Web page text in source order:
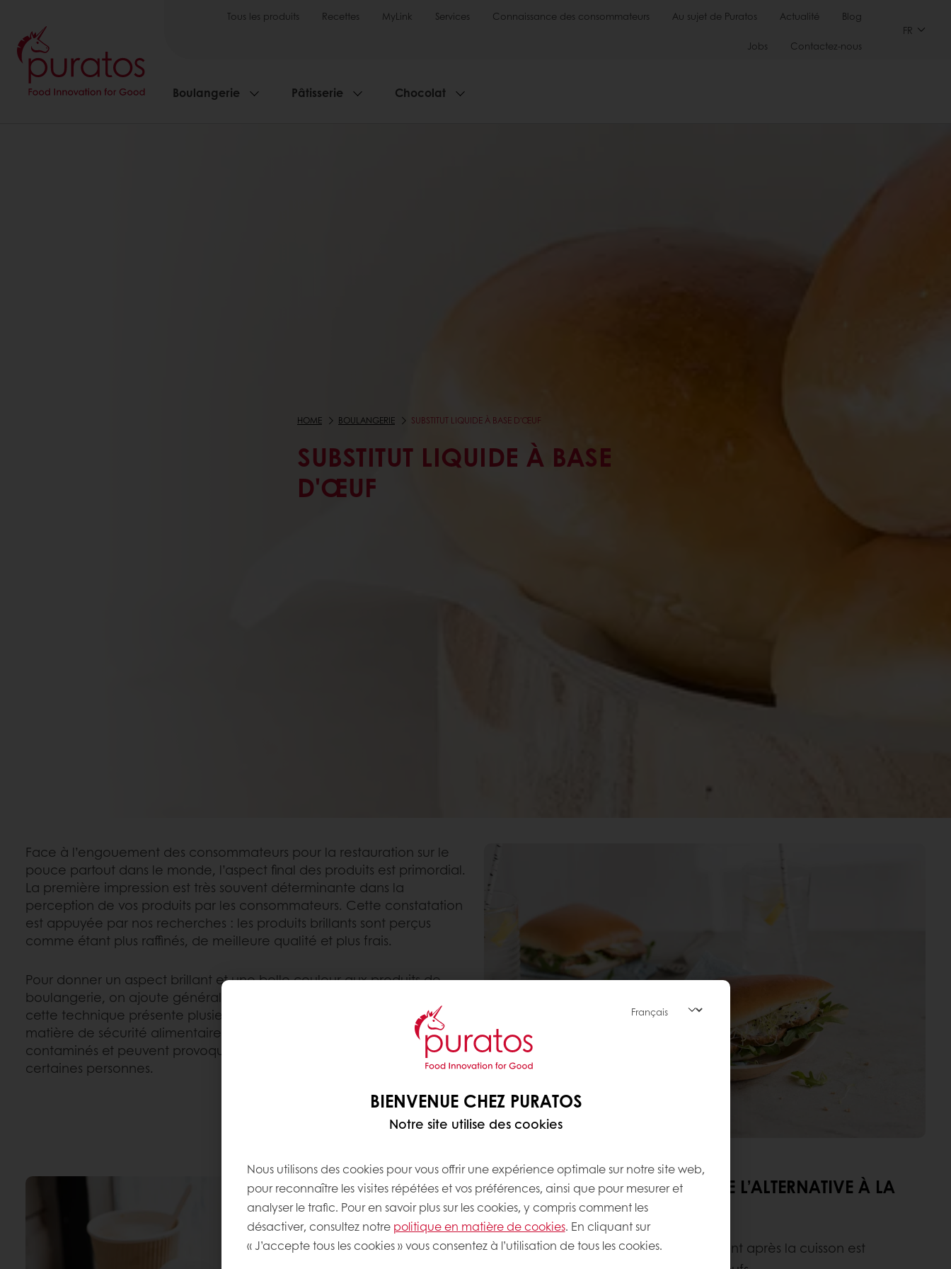
Tous les produits Recettes MyLink Services Connaissance des consommateurs Au sujet de Puratos Actualité Blog
Jobs Contactez-nous
FR
Boulangerie Pâtisserie Chocolat
HOME BOULANGERIE SUBSTITUT LIQUIDE À BASE D'ŒUF
SUBSTITUT LIQUIDE À BASE
D'ŒUF
Face à l’engouement des consommateurs pour la restauration sur le
pouce partout dans le monde, l’aspect final des produits est primordial.
La première impression est très souvent déterminante dans la
perception de vos produits par les consommateurs. Cette constatation
est appuyée par nos recherches : les produits brillants sont perçus
comme étant plus raffinés, de meilleure qualité et plus frais.
Pour donner un aspect brillant et une belle couleur aux produits de
boulangerie, on ajoute généralement de la dorure à l’œuf. Toutefois,
cette technique présente plusieurs inconvénients, notamment en
matière de sécurité alimentaire, car les œufs sont facilement
contaminés et peuvent provoquer des réactions allergiques chez
certaines personnes.
QUELS SONT LES AVANTAGES DE L’ALTERNATIVE À LA
DORURE À L’ŒUF?
Des résultats supérieurs : l’aspect brillant après la cuisson est
BIENVENUE CHEZ PURATOS
Notre site utilise des cookies
Nous utilisons des cookies pour vous offrir une expérience optimale sur notre site web,
pour reconnaître les visites répétées et vos préférences, ainsi que pour mesurer et
analyser le trafic. Pour en savoir plus sur les cookies, y compris comment les
désactiver, consultez notre politique en matière de cookies. En cliquant sur
« J’accepte tous les cookies » vous consentez à l’utilisation de tous les cookies.